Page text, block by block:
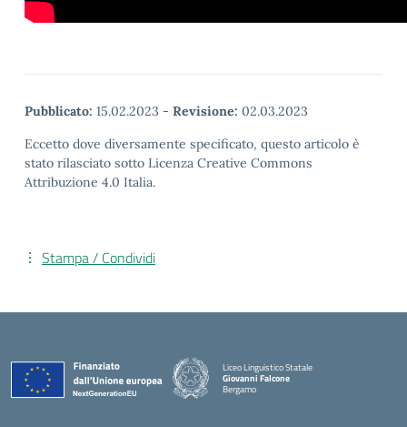
Pubblicato: 15.02.2023 - Revisione: 02.03.2023
Eccetto dove diversamente specificato, questo articolo è
stato rilasciato sotto Licenza Creative Commons
Attribuzione 4.0 Italia.
Stampa / Condividi
Liceo Linguistico Statale
Giovanni Falcone
Bergamo
— Visita la pagina iniziale della scuola